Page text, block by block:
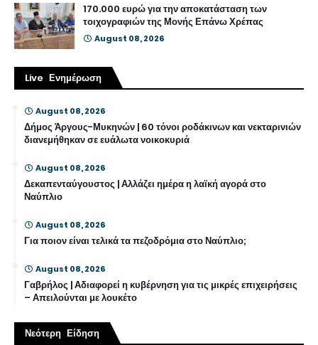
170.000 ευρώ για την αποκατάσταση των
τοιχογραφιών της Μονής Επάνω Χρέπας
August 08, 2026
Live Ενημέρωση
August 08, 2026
Δήμος Άργους-Μυκηνών | 60 τόνοι ροδάκινων και νεκταρινιών
διανεμήθηκαν σε ευάλωτα νοικοκυριά
August 08, 2026
Δεκαπενταύγουστος | Αλλάζει ημέρα η λαϊκή αγορά στο
Ναύπλιο
August 08, 2026
Για ποιον είναι τελικά τα πεζοδρόμια στο Ναύπλιο;
August 08, 2026
Γαβρήλος | Αδιαφορεί η κυβέρνηση για τις μικρές επιχειρήσεις
– Απειλούνται με λουκέτο
Νεότερη Είδηση